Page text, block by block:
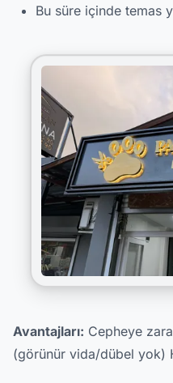
Bu süre içinde temas
Avantajları: Cepheye
(görünür vida/dübel yok)